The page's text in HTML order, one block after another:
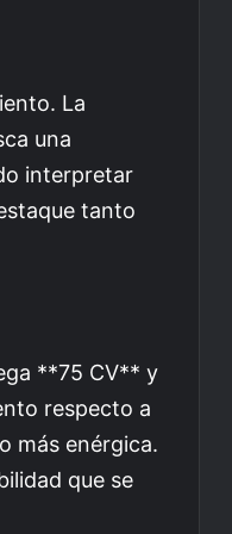
La
una
interpretar
tanto
**75 CV** y
respecto a
más enérgica.
que se